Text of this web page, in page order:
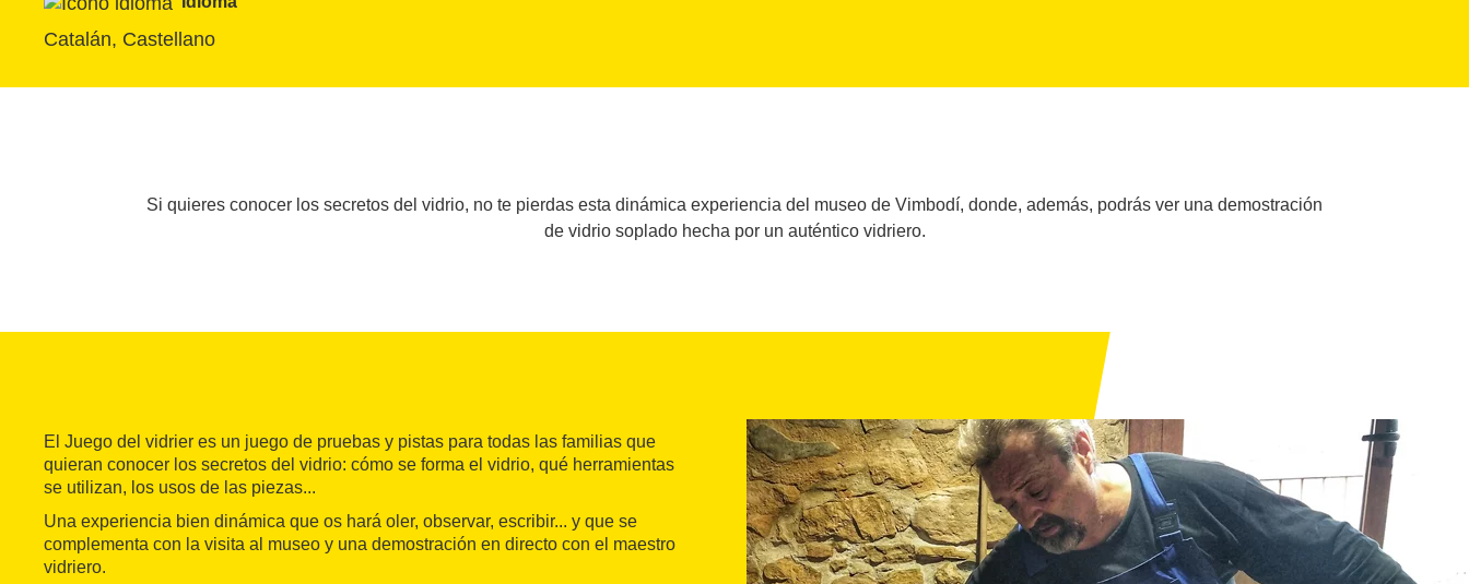
Catalán, Castellano
Si quieres conocer los secretos del vidrio, no te pierdas esta dinámica experiencia del museo de Vimbodí, donde, además, podrás ver una demostración
de vidrio soplado hecha por un auténtico vidriero.
El Juego del vidrier es un juego de pruebas y pistas para todas las familias que
quieran conocer los secretos del vidrio: cómo se forma el vidrio, qué herramientas
se utilizan, los usos de las piezas...
Una experiencia bien dinámica que os hará oler, observar, escribir... y que se
complementa con la visita al museo y una demostración en directo con el maestro
vidriero.